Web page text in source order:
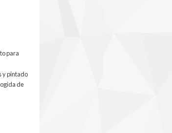
para
y pintado
de